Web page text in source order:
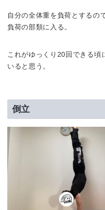
自分の全体重を負荷とするの
負荷の部類に入る。
これがゆっくり20回できる頃
いると思う。
倒立